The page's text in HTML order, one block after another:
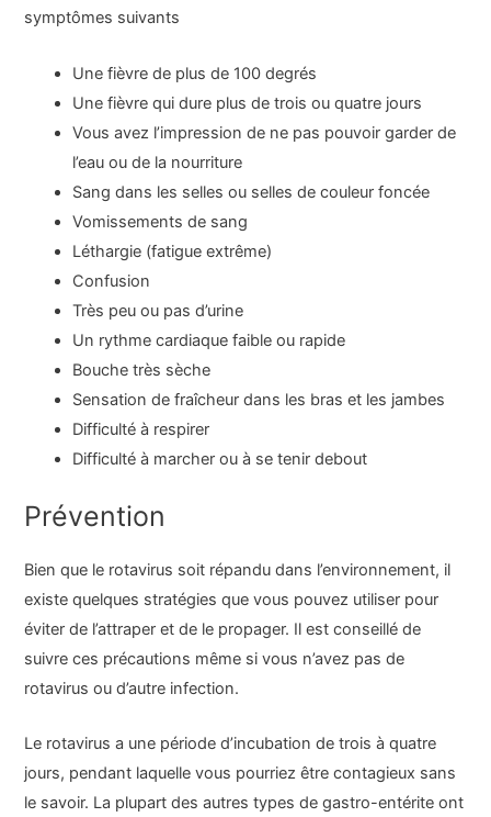
symptômes suivants
Une fièvre de plus de 100 degrés
Une fièvre qui dure plus de trois ou quatre jours
Vous avez l’impression de ne pas pouvoir garder de
l’eau ou de la nourriture
Sang dans les selles ou selles de couleur foncée
Vomissements de sang
Léthargie (fatigue extrême)
Confusion
Très peu ou pas d’urine
Un rythme cardiaque faible ou rapide
Bouche très sèche
Sensation de fraîcheur dans les bras et les jambes
Difficulté à respirer
Difficulté à marcher ou à se tenir debout
Prévention
Bien que le rotavirus soit répandu dans l’environnement, il
existe quelques stratégies que vous pouvez utiliser pour
éviter de l’attraper et de le propager. Il est conseillé de
suivre ces précautions même si vous n’avez pas de
rotavirus ou d’autre infection.
Le rotavirus a une période d’incubation de trois à quatre
jours, pendant laquelle vous pourriez être contagieux sans
le savoir. La plupart des autres types de gastro-entérite ont